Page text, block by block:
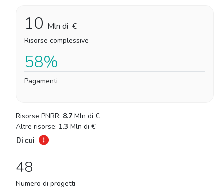
10 Mln di €
Risorse complessive
58%
Pagamenti
Risorse PNRR: 8.7 Mln di €
Altre risorse: 1.3 Mln di €
Di cui
48
Numero di progetti